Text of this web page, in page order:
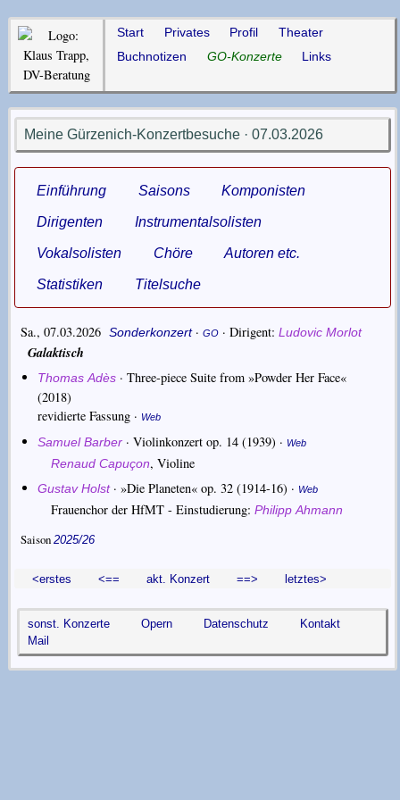
Start Privates Profil
Theater
Buchnotizen
GO-Konzerte Links
Meine Gürzenich-Konzertbesuche · 07.03.2026
Einführung Saisons Komponisten
Dirigenten Instrumentalsolisten
Vokalsolisten Chöre Autoren etc.
Statistiken Titelsuche
Sa., 07.03.2026Sonderkonzert·GO ·Dirigent Ludovic Morlot
Galaktisch
Thomas Adès ·Three-piece Suite from »Powder Her Face«
(2018)
revidierte Fassung · Web
Samuel Barber ·Violinkonzert op. 14 (1939) · Web
Renaud Capuçon, Violine
Gustav Holst·»Die Planeten« op. 32 (1914-16) · Web
Frauenchor der HfMT - Einstudierung: Philipp Ahmann
Saison 2025/26
<erstes <== akt. Konzert ==> letztes>
sonst. Konzerte Opern Datenschutz
Kontakt
Mail